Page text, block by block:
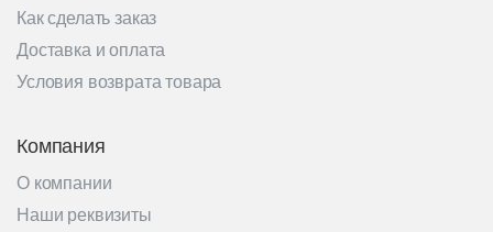
Как сделать заказ
Доставка и оплата
Условия возврата товара
Компания
О компании
Наши реквизиты